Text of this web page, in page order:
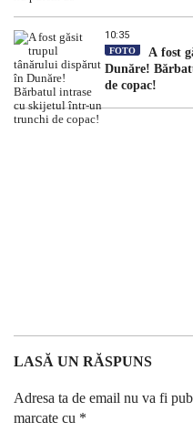
10:35
FOTO
A fost
Dunăre!
de copac!
LASĂ UN RĂSPUNS
Adresa ta de email nu va fi
marcate cu *